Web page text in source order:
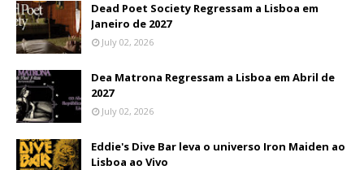
Dead Poet Society Regressam a Lisboa em
Janeiro de 2027
July 02, 2026
Dea Matrona Regressam a Lisboa em Abril de
2027
July 02, 2026
Eddie's Dive Bar leva o universo Iron Maiden ao
Lisboa ao Vivo